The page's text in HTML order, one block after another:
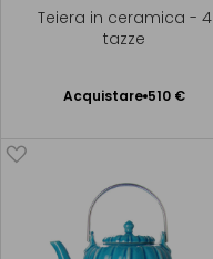
Teiera in ceramica - 4
tazze
Acquistare 510 €
Aggiungere